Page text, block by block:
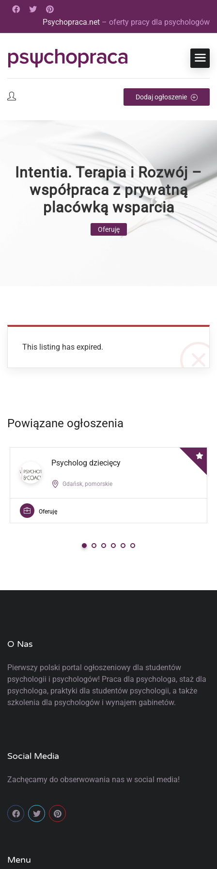
Psychopraca.net – oferty pracy dla psychologów
Dodaj ogłoszenie
Intentia. Terapia i Rozwój –
współpraca z prywatną
placówką wsparcia
Oferuję
This listing has expired.
Powiązane ogłoszenia
Psycholog dziecięcy
Gdańsk, pomorskie
Oferuję
O Nas
Pierwszy polski portal ogłoszeniowy dla studentów
psychologii i psychologów! Praca dla psychologa, staż dla
psychologa, praktyki dla studentów psychologii, a także
szkolenia dla psychologów i wynajem gabinetów.
Social Media
Zachęcamy do obserwowania nas w social media!
Menu